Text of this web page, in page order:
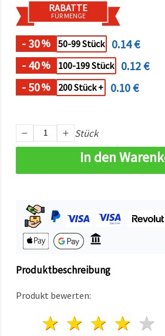
Einstellungen
individuell
festlegen.
Ihre
Einwilligung
können Sie
jederzeit
oder
widerrufen.
Richtlinie
akzeptieren
Einstellungen
RABATTE
FÜR MENGE
- 30% 50-99 Stück
0.14 €
- 40% 100-199 Stück
0.12 €
- 50% 200 Stück + 0.10 €
Stück
In den
Produktbeschreibung
Produkt bewerten:
4
3
2 Sterne
1 Stern